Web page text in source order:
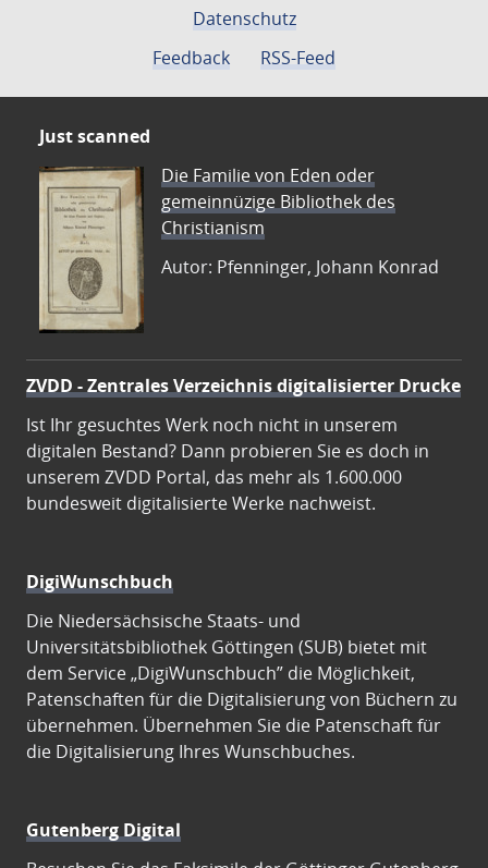
Datenschutz
Feedback
RSS-Feed
Just scanned
Die Familie von Eden oder
gemeinnüzige Bibliothek des
Christianism
Autor: Pfenninger, Johann Konrad
ZVDD - Zentrales Verzeichnis digitalisierter Drucke
Ist Ihr gesuchtes Werk noch nicht in unserem
digitalen Bestand? Dann probieren Sie es doch in
unserem ZVDD Portal, das mehr als 1.600.000
bundesweit digitalisierte Werke nachweist.
DigiWunschbuch
Die Niedersächsische Staats- und
Universitätsbibliothek Göttingen (SUB) bietet mit
dem Service „DigiWunschbuch” die Möglichkeit,
Patenschaften für die Digitalisierung von Büchern zu
übernehmen. Übernehmen Sie die Patenschaft für
die Digitalisierung Ihres Wunschbuches.
Gutenberg Digital